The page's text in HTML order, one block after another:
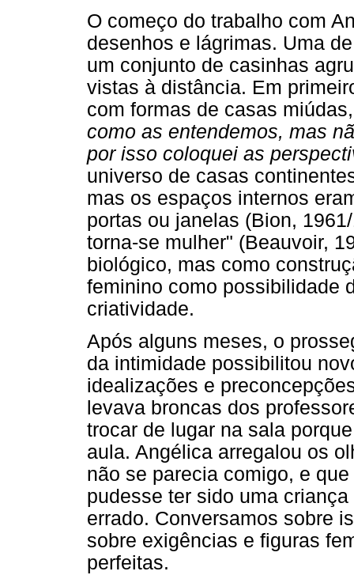
O começo do trabalho com
desenhos e lágrimas. Uma
um conjunto de casinhas
vistas à distância. Em
com formas de casas
como as entendemos, mas
por isso coloquei as
universo de casas
mas os espaços internos
portas ou janelas (Bion,
torna-se mulher" (Beauvoir,
biológico, mas como
feminino como possibilidade
criatividade.
Após alguns meses, o
da intimidade possibilitou
idealizações e
levava broncas dos
trocar de lugar na sala
aula. Angélica arregalou os
não se parecia comigo, e
pudesse ter sido uma
errado. Conversamos sobre
sobre exigências e figuras
perfeitas.